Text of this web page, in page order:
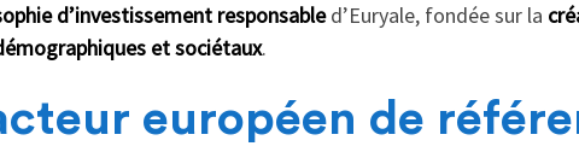
d’investissement responsabled’Euryale, fondée sur la
et sociétaux.
européen de